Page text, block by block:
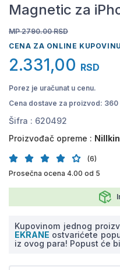
Magnetic za
MP 2790.00 RSD
CENA ZA ONLINE KUPOVINU
2.331,00 RSD
Porez je uračunat u cenu.
Cena dostave za proizvod: 360
Šifra : 620492
Proizvođač opreme : Nillkin
(6)
Prosečna ocena 4.00 od 5
Kupovinom jednog
EKRANE ostvarićete
iz ovog para! Popust će